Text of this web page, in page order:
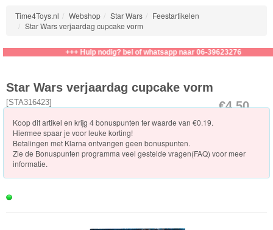
Baby
Born
Baby
Knuffels
Schleich
Enchantimals
Shimmer
Time4Toys.nl Webshop Star Wars
Feestartikelen
Star Wars verjaardag cupcake vorm
+++ Hulp nodig? bel of whatsapp naar 06-39623276
€4.50
Star Wars verjaardag cupcake vorm
[STA316423]
Koop dit artikel en krijg 4 bonuspunten ter waarde van €0.19.
Hiermee spaar je voor leuke korting!
Betalingen met Klarna ontvangen geen bonuspunten.
Zie de Bonuspunten programma veel gestelde vragen(FAQ) voor meer
informatie.